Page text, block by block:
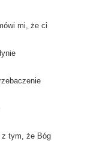
mi, że ci
tym, że Bóg